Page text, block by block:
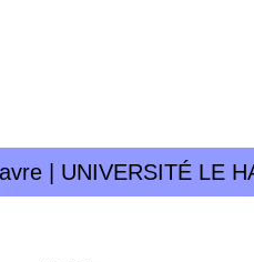
| UNIVERSITÉ LE